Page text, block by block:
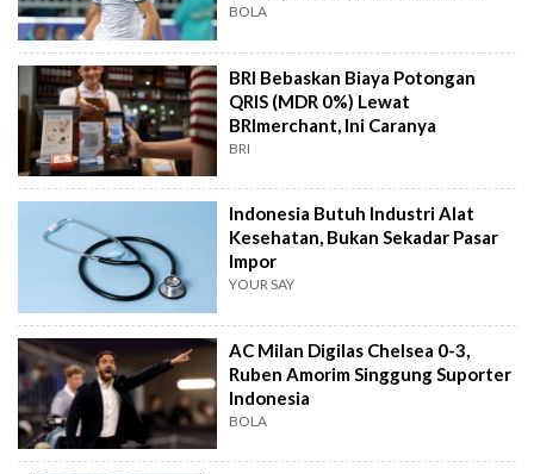
Instan
BOLA
BRI Bebaskan Biaya Potongan
QRIS (MDR 0%) Lewat
BRImerchant, Ini Caranya
BRI
Indonesia Butuh Industri Alat
Kesehatan, Bukan Sekadar Pasar
Impor
YOUR SAY
AC Milan Digilas Chelsea 0-3,
Ruben Amorim Singgung Suporter
Indonesia
BOLA